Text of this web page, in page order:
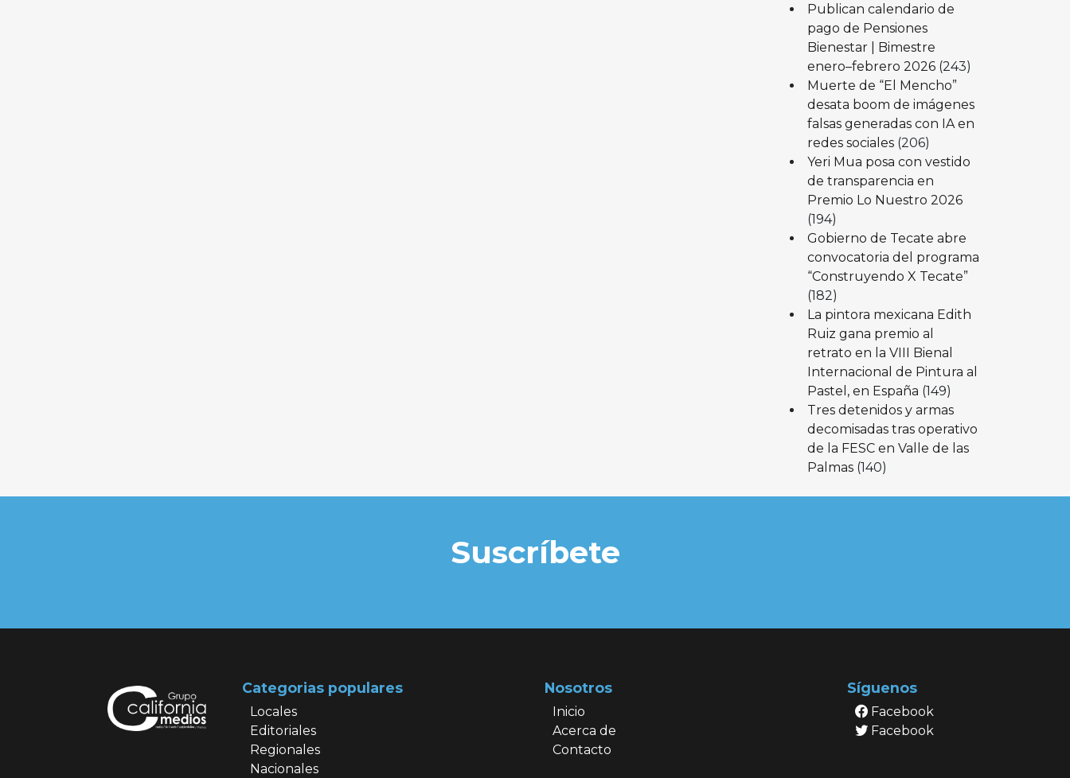
Publican calendario de
pago de Pensiones
Bienestar | Bimestre
enero–febrero 2026 (243)
Muerte de “El Mencho”
desata boom de imágenes
falsas generadas con IA en
redes sociales (206)
Yeri Mua posa con vestido
de transparencia en
Premio Lo Nuestro 2026
(194)
Gobierno de Tecate abre
convocatoria del programa
“Construyendo X Tecate”
(182)
La pintora mexicana Edith
Ruiz gana premio al
retrato en la VIII Bienal
Internacional de Pintura al
Pastel, en España (149)
Tres detenidos y armas
decomisadas tras operativo
de la FESC en Valle de las
Palmas (140)
Suscríbete
Categorias populares
Locales
Editoriales
Regionales
Nacionales
Nosotros
Inicio
Acerca de
Contacto
Síguenos
Facebook
Facebook